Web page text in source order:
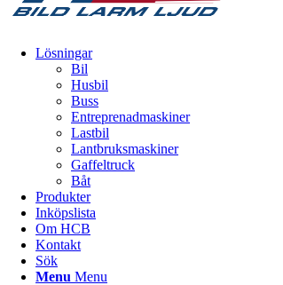
Lösningar
Bil
Husbil
Buss
Entreprenadmaskiner
Lastbil
Lantbruksmaskiner
Gaffeltruck
Båt
Produkter
Inköpslista
Om HCB
Kontakt
Sök
Menu Menu